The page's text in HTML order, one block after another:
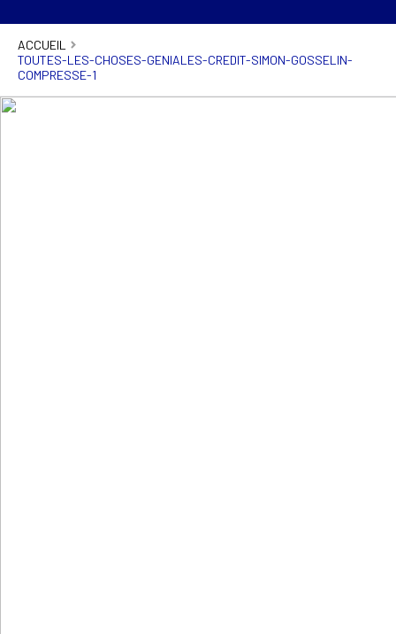
ACCUEIL
TOUTES-LES-CHOSES-GENIALES-CREDIT-SIMON-GOSSELIN-
COMPRESSE-1